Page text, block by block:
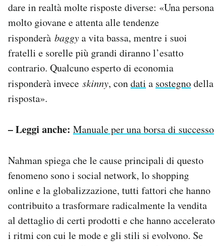
dare in realtà molte risposte diverse: «Una persona
molto giovane e attenta alle tendenze
risponderà baggya vita bassa, mentre i suoi
fratelli e sorelle più grandi diranno l’esatto
contrario. Qualcuno esperto di economia
risponderà invece skinny, condati a sostegnodella
risposta».
– Leggi anche: Manuale per una borsa di successo
Nahman spiega che le cause principali di questo
fenomeno sono i social network, lo shopping
online e la globalizzazione, tutti fattori che hanno
contribuito a trasformare radicalmente la vendita
al dettaglio di certi prodotti e che hanno accelerato
i ritmi con cui le mode e gli stili si evolvono. Se